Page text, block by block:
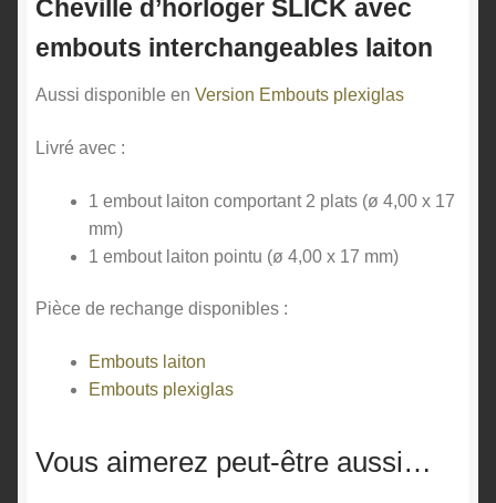
Cheville d’horloger SLICK avec
embouts interchangeables laiton
Aussi disponible en Version Embouts plexiglas
Livré avec :
1 embout laiton comportant 2 plats (ø 4,00 x 17
mm)
1 embout laiton pointu (ø 4,00 x 17 mm)
Pièce de rechange disponibles :
Embouts laiton
Embouts plexiglas
Vous aimerez peut-être aussi…